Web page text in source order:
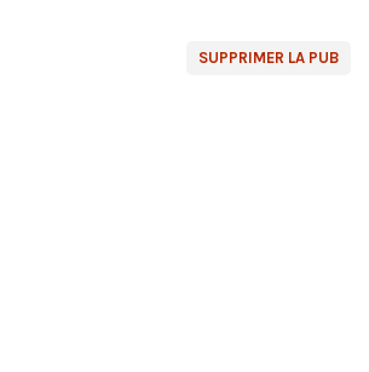
SUPPRIMER LA PUB